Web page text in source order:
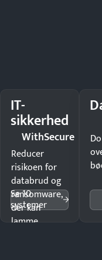
IT-
sikkerhed
WithSecure
Reducer
risikoen for
databrud og
ransomware,
der kan
lamme
Se 10
systemer